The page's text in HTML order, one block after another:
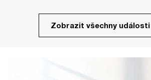
Zobrazit všechny události